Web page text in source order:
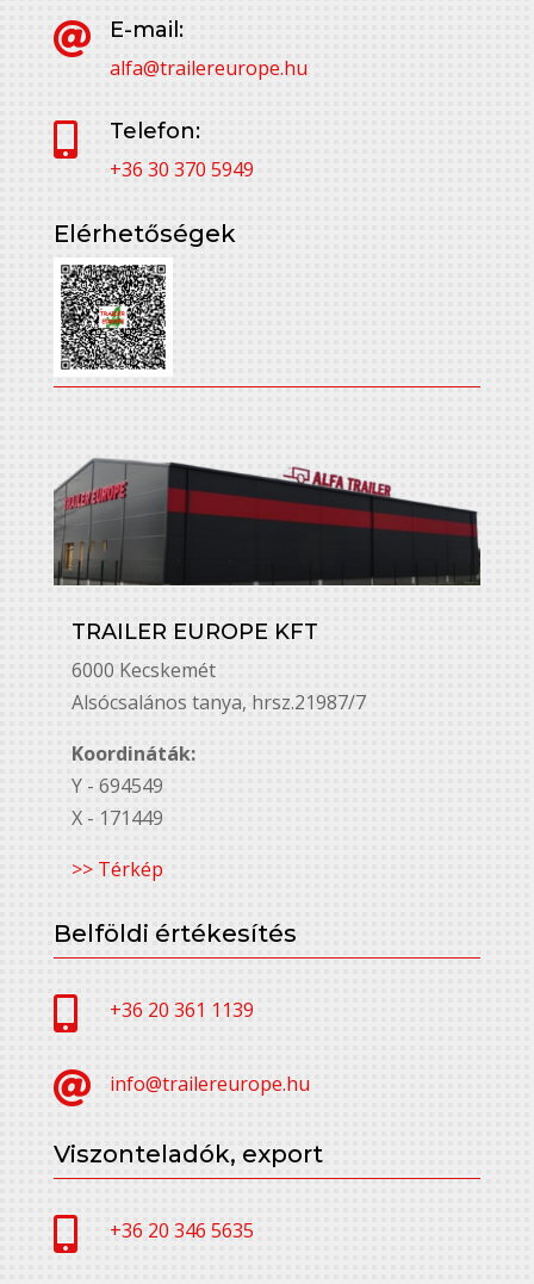

E-mail:
alfa@trailereurope.hu

Telefon:
+36 30 370 5949
Elérhetőségek
TRAILER EUROPE KFT
6000 Kecskemét
Alsó￳csalános tanya, hrsz.21987/7
Koordináták:
Y - 694549
X - 171449
>> Térkép
Belföldi értékesítés
 +36 20 361 1139
 info@trailereurope.hu
Viszonteladók, export
 +36 20 346 5635